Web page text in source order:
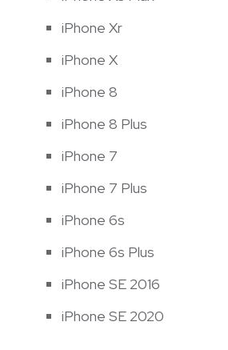
iPhone Xr
iPhone X
iPhone 8
iPhone 8 Plus
iPhone 7
iPhone 7 Plus
iPhone 6s
iPhone 6s Plus
iPhone SE 2016
iPhone SE 2020